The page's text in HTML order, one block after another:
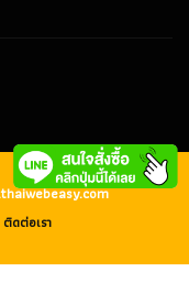
ติดต่อเรา